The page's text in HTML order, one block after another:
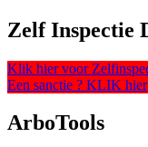
Zelf Inspectie
Klik hier voor
Een sanctie ? KLIK hier
ArboTools